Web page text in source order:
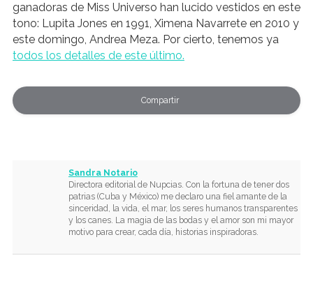
ganadoras de Miss Universo han lucido vestidos en este
tono: Lupita Jones en 1991, Ximena Navarrete en 2010 y
este domingo, Andrea Meza. Por cierto, tenemos ya
todos los detalles de este último.
Compartir
Sandra Notario
Directora editorial de Nupcias. Con la fortuna de tener dos
patrias (Cuba y México) me declaro una fiel amante de la
sinceridad, la vida, el mar, los seres humanos transparentes
y los canes. La magia de las bodas y el amor son mi mayor
motivo para crear, cada día, historias inspiradoras.